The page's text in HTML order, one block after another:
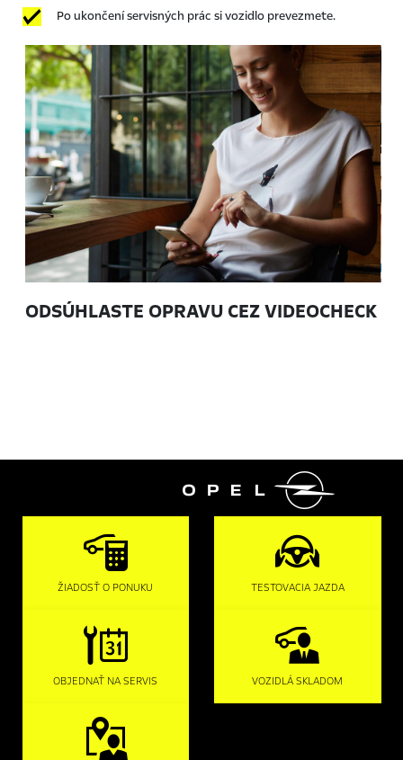
Po ukončení servisných prác si vozidlo prevezmete.
ODSÚHLASTE OPRAVU CEZ VIDEOCHECK

ŽIADOSŤ O PONUKU TESTOVACIA JAZDA
OBJEDNAŤ NA SERVIS VOZIDLÁ SKLADOM